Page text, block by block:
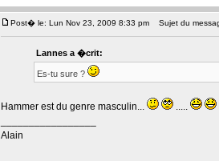
Post� le: Lun Nov 23, 2009 8:33 pm Sujet du
Lannes a �crit:
Es-tu sure ?
Hammer est du genre masculin...
.....
Alain